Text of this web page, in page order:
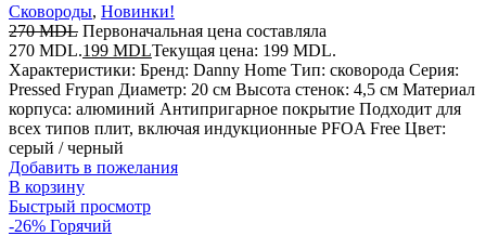
Сковороды, Новинки!
270MDL Первоначальная цена составляла
270 MDL.199 MDLТекущая цена: 199 MDL.
Характеристики: Бренд: Danny Home Тип: сковорода Серия:
Pressed Frypan Диаметр: 20 см Высота стенок: 4,5 см Материал
корпуса: алюминий Антипригарное покрытие Подходит для
всех типов плит, включая индукционные PFOA Free Цвет:
серый / черный
Добавить в пожелания
В корзину
Быстрый просмотр
-26% Горячий